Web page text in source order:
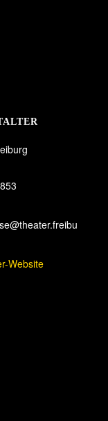
Website